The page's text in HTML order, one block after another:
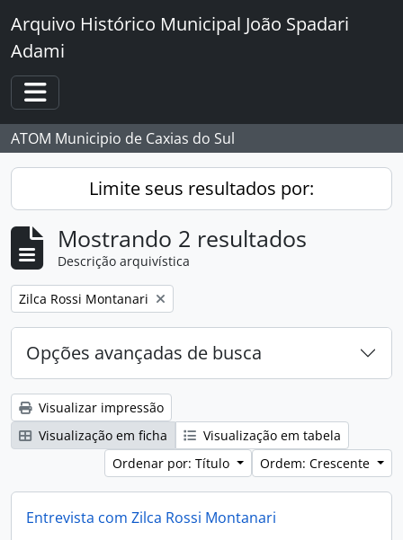
Skip to main content
Arquivo Histórico Municipal João Spadari
Adami
Toggle navigation
ATOM Municipio de Caxias do Sul
Limite seus resultados por:
Mostrando 2 resultados
Descrição arquivística
Remover filtro:
Zilca Rossi Montanari
Opções avançadas de busca
Visualizar impressão
Visualização em ficha
Visualização em tabela
Ordenar por: Título
Ordem: Crescente
Entrevista com Zilca Rossi Montanari